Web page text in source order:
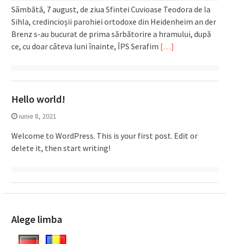
Sâmbătă, 7 august, de ziua Sfintei Cuvioase Teodora de la
Sihla, credincioșii parohiei ortodoxe din Heidenheim an der
Brenz s-au bucurat de prima sărbătorire a hramului, după
ce, cu doar câteva luni înainte, ÎPS Serafim […]
Hello world!
iunie 8, 2021
Welcome to WordPress. This is your first post. Edit or
delete it, then start writing!
Alege limba